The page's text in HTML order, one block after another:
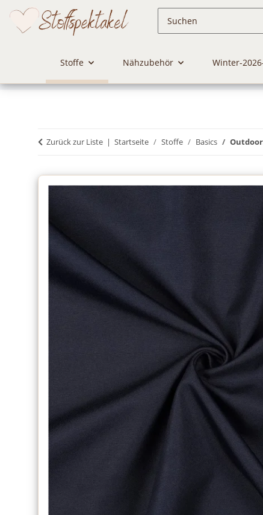
Stoffe Nähzubehör Winter-
Zurück zur Liste Startseite Stoffe Basics